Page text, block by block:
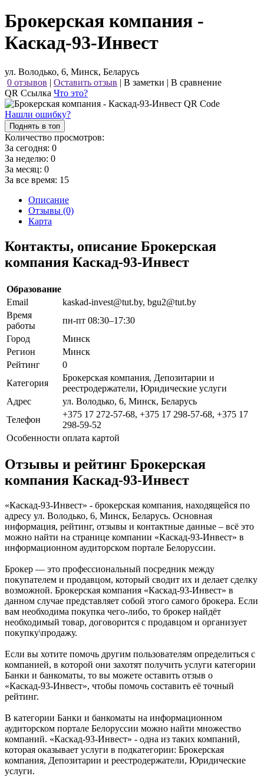
Брокерская компания -
Каскад-93-Инвест
ул. Володько, 6, Минск, Беларусь
0 отзывов | Оставить отзыв | В заметки | В сравнение
QR Ссылка Что это?
Нашли ошибку?
Поднять в топ
Количество просмотров:
За сегодня: 0
За неделю: 0
За месяц: 0
За все время: 15
Описание
Отзывы (0)
Карта
Контакты, описание Брокерская
компания Каскад-93-Инвест
Образование
Email
kaskad-invest@tut.by, bgu2@tut.by
Время
работы
пн-пт 08:30–17:30
Город
Минск
Регион
Минск
Рейтинг
0
Категория
Брокерская компания, Депозитарии и
реестродержатели, Юридические услуги
Адрес
ул. Володько, 6, Минск, Беларусь
Телефон
+375 17 272-57-68, +375 17 298-57-68, +375 17
298-59-52
Особенности оплата картой
Отзывы и рейтинг Брокерская
компания Каскад-93-Инвест
«Каскад-93-Инвест» - брокерская компания, находящейся по
адресу ул. Володько, 6, Минск, Беларусь. Основная
информация, рейтинг, отзывы и контактные данные – всё это
можно найти на странице компании «Каскад-93-Инвест» в
информационном аудиторском портале Белоруссии.
Брокер — это профессиональный посредник между
покупателем и продавцом, который сводит их и делает сделку
возможной. Брокерская компания «Каскад-93-Инвест» в
данном случае представляет собой этого самого брокера. Если
вам необходима покупка чего-либо, то брокер найдёт
необходимый товар, договорится с продавцом и организует
покупку\продажу.
Если вы хотите помочь другим пользователям определиться с
компанией, в которой они захотят получить услуги категории
Банки и банкоматы, то вы можете оставить отзыв о
«Каскад-93-Инвест», чтобы помочь составить её точный
рейтинг.
В категории Банки и банкоматы на информационном
аудиторском портале Белоруссии можно найти множество
компаний. «Каскад-93-Инвест» - одна из таких компаний,
которая оказывает услуги в подкатегории: Брокерская
компания, Депозитарии и реестродержатели, Юридические
услуги.